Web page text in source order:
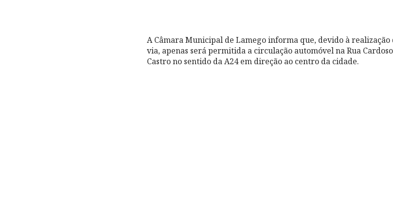
A Câmara Municipal de Lamego informa que, devido à
via, apenas será permitida a circulação automóvel na Rua
Castro no sentido da A24 em direção ao centro da cidade.